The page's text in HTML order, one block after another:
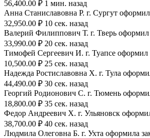
56,400.00 ₽ 1 мин. назад
Анна Станиславовна Р. г. Сургут
32,950.00 ₽ 10 сек. назад
Валерий Филиппович Т. г. Тверь оформил
33,990.00 ₽ 20 сек. назад
Тимофей Сергеевич И. г. Туапсе оформил
10,500.00 ₽ 25 сек. назад
Надежда Ростиславовна Х. г. Тула
44,490.00 ₽ 30 сек. назад
Георгий Родионович С. г. Тюмень
18,800.00 ₽ 35 сек. назад
Федор Андреевич Х. г. Ульяновск
38,700.00 ₽ 40 сек. назад
Людмила Олеговна Б. г. Ухта оформила